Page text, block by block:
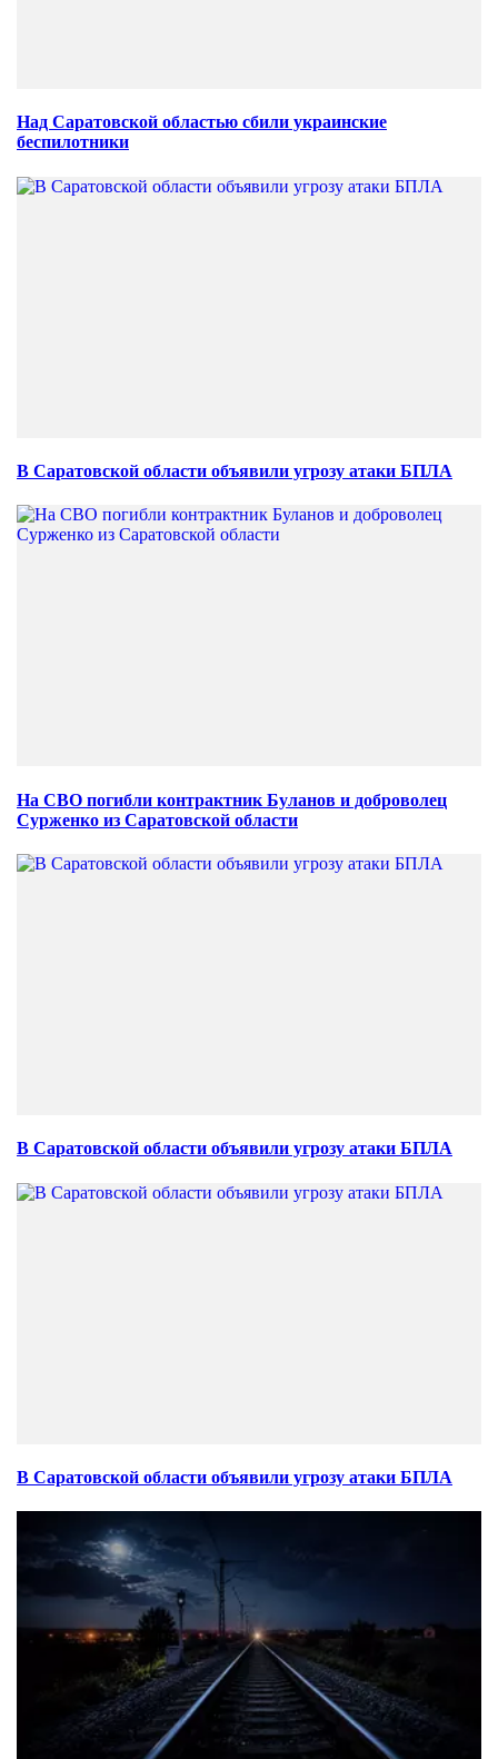
Над Саратовской областью сбили украинские
беспилотники
В Саратовской области объявили угрозу атаки БПЛА
На СВО погибли контрактник Буланов и доброволец
Сурженко из Саратовской области
В Саратовской области объявили угрозу атаки БПЛА
В Саратовской области объявили угрозу атаки БПЛА